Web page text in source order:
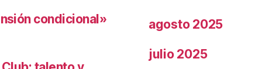
condicional» agosto 2025
julio 2025